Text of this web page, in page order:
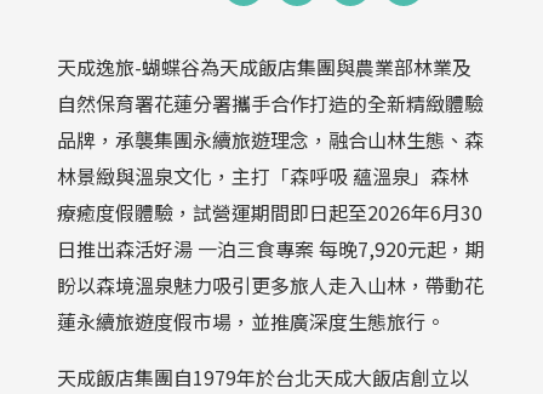
天成逸旅-蝴蝶谷為天成飯店集團與農業部林業及
自然保育署花蓮分署攜手合作打造的全新精緻體驗
品牌，承襲集團永續旅遊理念，融合山林生態、森
林景緻與溫泉文化，主打「森呼吸 蘊溫泉」森林
療癒度假體驗，試營運期間即日起至2026年6月30
日推出森活好湯 一泊三食專案 每晚7,920元起，期
盼以森境溫泉魅力吸引更多旅人走入山林，帶動花
蓮永續旅遊度假市場，並推廣深度生態旅行。
天成飯店集團自1979年於台北天成大飯店創立以